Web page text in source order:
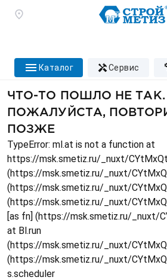
каталог сервис
ЧТО-ТО ПОШЛО НЕ ТАК.
ПОЖАЛУЙСТА,
ПОЗЖЕ
TypeError: ml.at is not a function at
https://msk.smetiz.ru/_nuxt/
(https://msk.smetiz.ru/_nuxt/
(https://msk.smetiz.ru/_nuxt/
(https://msk.smetiz.ru/_nuxt/
[as fn] (https://msk.smetiz.ru/_nuxt/
at Bl.run
(https://msk.smetiz.ru/_nuxt/
(https://msk.smetiz.ru/_nuxt/
s.scheduler